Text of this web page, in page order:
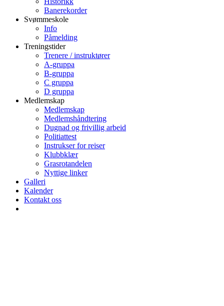
Banerekorder
Svømmeskole
Info
Påmelding
Treningstider
Trenere / instruktører
A-gruppa
B-gruppa
C gruppa
D gruppa
Medlemskap
Medlemskap
Medlemshåndtering
Dugnad og frivillig arbeid
Politiattest
Instrukser for reiser
Klubbklær
Grasrotandelen
Nyttige linker
Galleri
Kalender
Kontakt oss